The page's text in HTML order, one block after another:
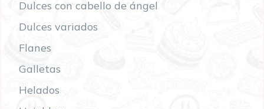
Dulces con cabello de ángel
Dulces variados
Flanes
Galletas
Helados